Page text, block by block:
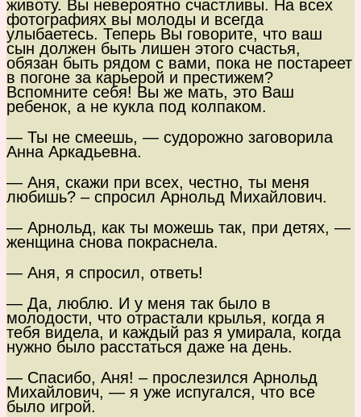
животу. Вы невероятно счастливы. На всех
фотографиях вы молоды и всегда
улыбаетесь. Теперь Вы говорите, что ваш
сын должен быть лишен этого счастья,
обязан быть рядом с вами, пока не постареет
в погоне за карьерой и престижем?
Вспомните себя! Вы же мать, это Ваш
ребенок, а не кукла под колпаком.
— Ты не смеешь, — судорожно заговорила
Анна Аркадьевна.
— Аня, скажи при всех, честно, ты меня
любишь? – спросил Арнольд Михайлович.
— Арнольд, как ты можешь так, при детях, —
женщина снова покраснела.
— Аня, я спросил, ответь!
— Да, люблю. И у меня так было в
молодости, что отрастали крылья, когда я
тебя видела, и каждый раз я умирала, когда
нужно было расстаться даже на день.
— Спасибо, Аня! – прослезился Арнольд
Михайлович, — я уже испугался, что все
было игрой.